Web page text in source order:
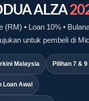
ALZA
(RM) • Loan 10% •
untuk pembeli di
Malaysia Pilihan 7 & 9
Loan Awal